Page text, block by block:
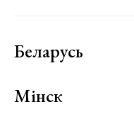
Беларусь
Мінск